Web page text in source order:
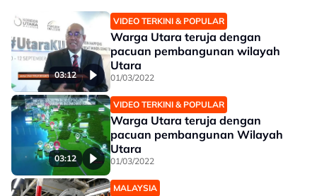
03:12
VIDEO TERKINI & POPULAR
Warga Utara teruja dengan
pacuan pembangunan wilayah
Utara
01/03/2022
03:12
VIDEO TERKINI & POPULAR
Warga Utara teruja dengan
pacuan pembangunan Wilayah
Utara
01/03/2022
MALAYSIA